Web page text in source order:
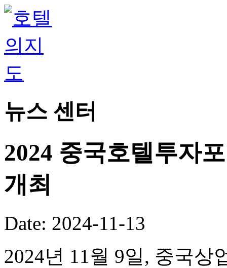
뉴스 센터
2024 중국호텔투자
개최
Date: 2024-11-13
2024년 11월 9일, 중국